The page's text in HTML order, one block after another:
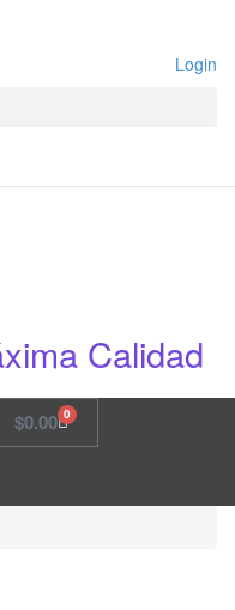
Login
Calidad
$0.00 0